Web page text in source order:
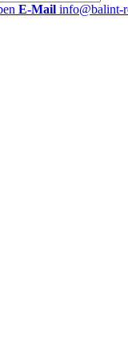
E-Mail info@balint-